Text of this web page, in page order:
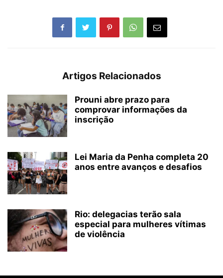
Artigos Relacionados
Prouni abre prazo para
comprovar informações da
inscrição
Lei Maria da Penha completa 20
anos entre avanços e desafios
Rio: delegacias terão sala
especial para mulheres vítimas
de violência